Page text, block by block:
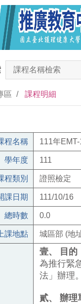
區 課程明細
程名稱 111年
學年度 111
程類別 證照檢定
課日期 111/10/16
總時數 0.0
上課地點 城區部 (地
壹、
目的
為推行緊
法」辦理。
貳、
辦理